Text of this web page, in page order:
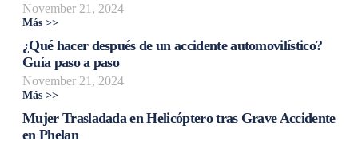
November 21, 2024
Más >>
¿Qué hacer después de un accidente automovilístico?
Guía paso a paso
November 21, 2024
Más >>
Mujer Trasladada en Helicóptero tras Grave Accidente
en Phelan